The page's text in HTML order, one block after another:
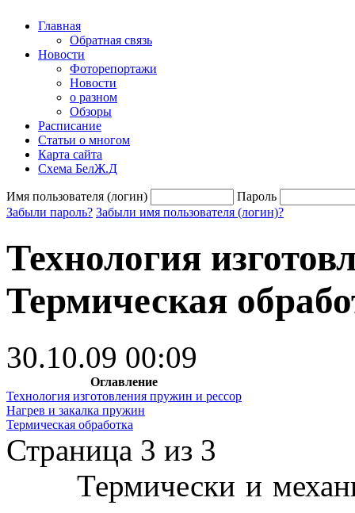
Главная
Обратная связь
Новости
Фоторепортажи
Новости
о разном
Обзоры
Расписание
Статьи о многом
Карта сайта
Схема БелЖ.Д
Имя пользователя (логин)
Пароль
Забыли пароль? Забыли имя пользователя (логин)?
Технология
Термическая
30.10.09 00:09
Оглавление
Технология изготовления пружин и рессор
Нагрев и закалка пружин
Термическая обработка
Страница 3 из 3
Термически и